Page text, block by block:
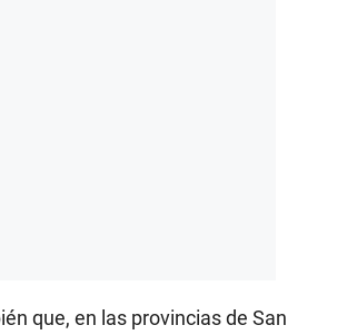
que, en las provincias de San